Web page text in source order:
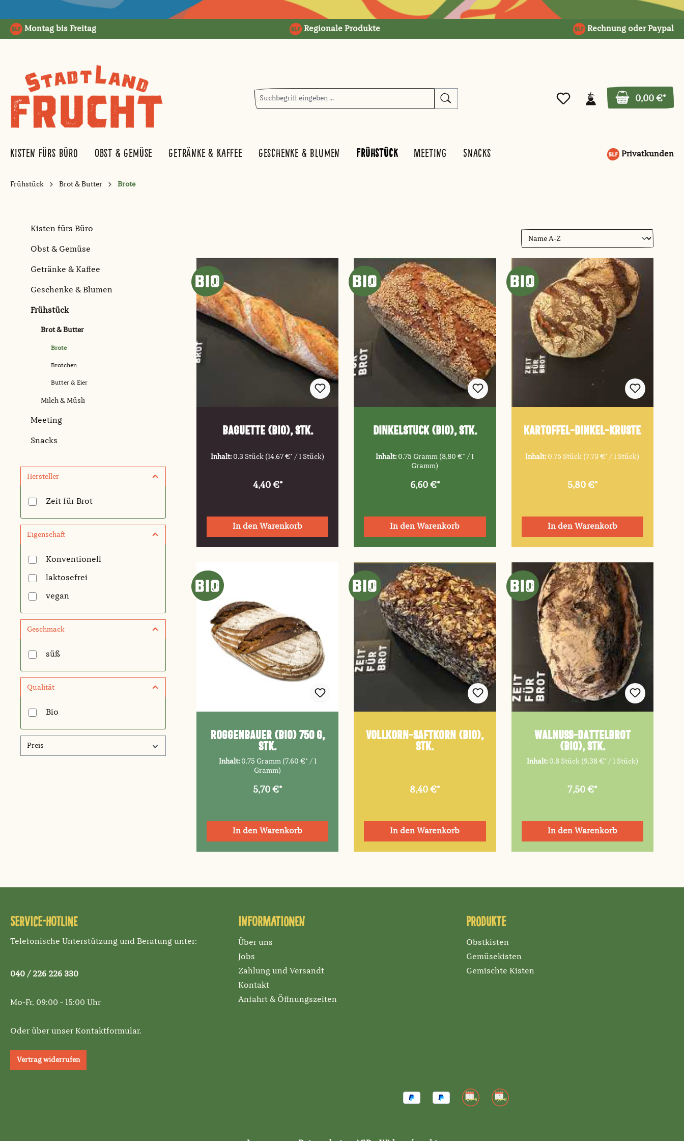
Montag bis Freitag Regionale Produkte Rechnung oder Paypal
0,00 €*
Kisten fürs Büro Obst & Gemüse Getränke & Kaffee Geschenke & Blumen Frühstück Meeting Snacks Privatkunden
Frühstück Brot & Butter Brote
Kisten fürs Büro
Obst & Gemüse
Getränke & Kaffee
Geschenke & Blumen
Frühstück
Brot & Butter
Brote
Brötchen
Butter & Eier
Milch & Müsli
Meeting
Snacks
Hersteller
Zeit für Brot
Eigenschaft
Konventionell
laktosefrei
vegan
Geschmack
süß
Qualität
Bio
Preis
Baguette (Bio), Stk.
Inhalt: 0.3 Stück (14,67 €* / 1 Stück)
4,40 €*
In den Warenkorb
Dinkelstück (Bio), Stk.
Inhalt: 0.75 Gramm (8,80 €* / 1
Gramm)
6,60 €*
In den Warenkorb
Kartoffel-Dinkel-Kruste
Inhalt: 0.75 Stück (7,73 €* / 1 Stück)
5,80 €*
In den Warenkorb
Roggenbauer (Bio) 750 g,
Stk.
Inhalt: 0.75 Gramm (7,60 €* / 1
Gramm)
5,70 €*
In den Warenkorb
Vollkorn-Saftkorn (Bio),
Stk.
8,40 €*
In den Warenkorb
Walnuss-Dattelbrot
(Bio), Stk.
Inhalt: 0.8 Stück (9,38 €* / 1 Stück)
7,50 €*
In den Warenkorb
Service-Hotline
Telefonische Unterstützung und Beratung unter:
040 / 226 226 330
Mo-Fr, 09:00 - 15:00 Uhr
Oder über unser Kontaktformular.
Vertrag widerrufen
Informationen
Über uns
Jobs
Zahlung und Versandt
Kontakt
Anfahrt & Öffnungszeiten
Produkte
Obstkisten
Gemüsekisten
Gemischte Kisten